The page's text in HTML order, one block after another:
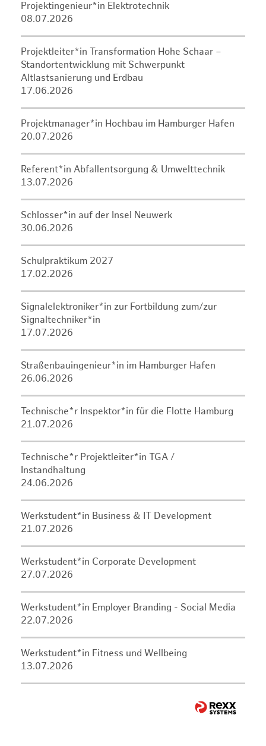
Projektingenieur*in Elektrotechnik
08.07.2026
Projektleiter*in Transformation Hohe Schaar –
Standortentwicklung mit Schwerpunkt
Altlastsanierung und Erdbau
17.06.2026
Projektmanager*in Hochbau im Hamburger Hafen
20.07.2026
Referent*in Abfallentsorgung & Umwelttechnik
13.07.2026
Schlosser*in auf der Insel Neuwerk
30.06.2026
Schulpraktikum 2027
17.02.2026
Signalelektroniker*in zur Fortbildung zum/zur
Signaltechniker*in
17.07.2026
Straßenbauingenieur*in im Hamburger Hafen
26.06.2026
Technische*r Inspektor*in für die Flotte Hamburg
21.07.2026
Technische*r Projektleiter*in TGA /
Instandhaltung
24.06.2026
Werkstudent*in Business & IT Development
21.07.2026
Werkstudent*in Corporate Development
27.07.2026
Werkstudent*in Employer Branding - Social Media
22.07.2026
Werkstudent*in Fitness und Wellbeing
13.07.2026